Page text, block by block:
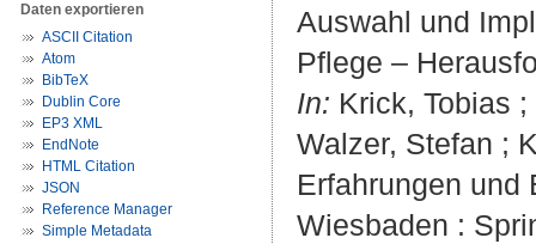
Daten exportieren
ASCII Citation
Atom
BibTeX
Dublin Core
EP3 XML
EndNote
HTML Citation
JSON
Reference Manager
Simple Metadata
Auswahl und
Pflege –
In: Krick, Tobias
Walzer, Stefan ;
Erfahrungen und
Wiesbaden :